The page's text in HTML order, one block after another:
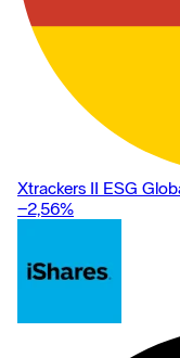
Xtrackers II ESG
−2,56%